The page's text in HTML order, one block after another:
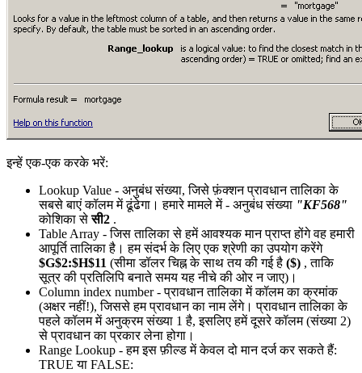
इन्हें एक-एक करके भरें:
Lookup Value - अनुबंध संख्या, जिसे फ़ंक्शन प्रावधान तालिका के
सबसे बाएं कॉलम में ढूंढेगा। हमारे मामले में - अनुबंध संख्या "KF568"
कोशिका सेसी2 .
Table Array - जिस तालिका से हमें आवश्यक मान प्राप्त होंगे वह हमारी
आपूर्ति तालिका है। हम संदर्भ के लिए एक श्रेणी का उपयोग करेंगे
$G$2:$H$11 (सीमा डॉलर चिह्न के साथ तय की गई है ($) , ताकि
सूत्र की प्रतिलिपि बनाते समय यह नीचे की ओर न जाए)।
Column index number- प्रावधान तालिका में कॉलम का क्रमांक
(अक्षर नहीं!), जिससे हम प्रावधान का नाम लेंगे। प्रावधान तालिका के
पहले कॉलम में अनुक्रम संख्या 1 है, इसलिए हमें दूसरे कॉलम (संख्या 2)
से प्रावधान का प्रकार लेना होगा।
Range Lookup - हम इस फ़ील्ड में केवल दो मान दर्ज कर सकते हैं:
TRUE या FALSE: